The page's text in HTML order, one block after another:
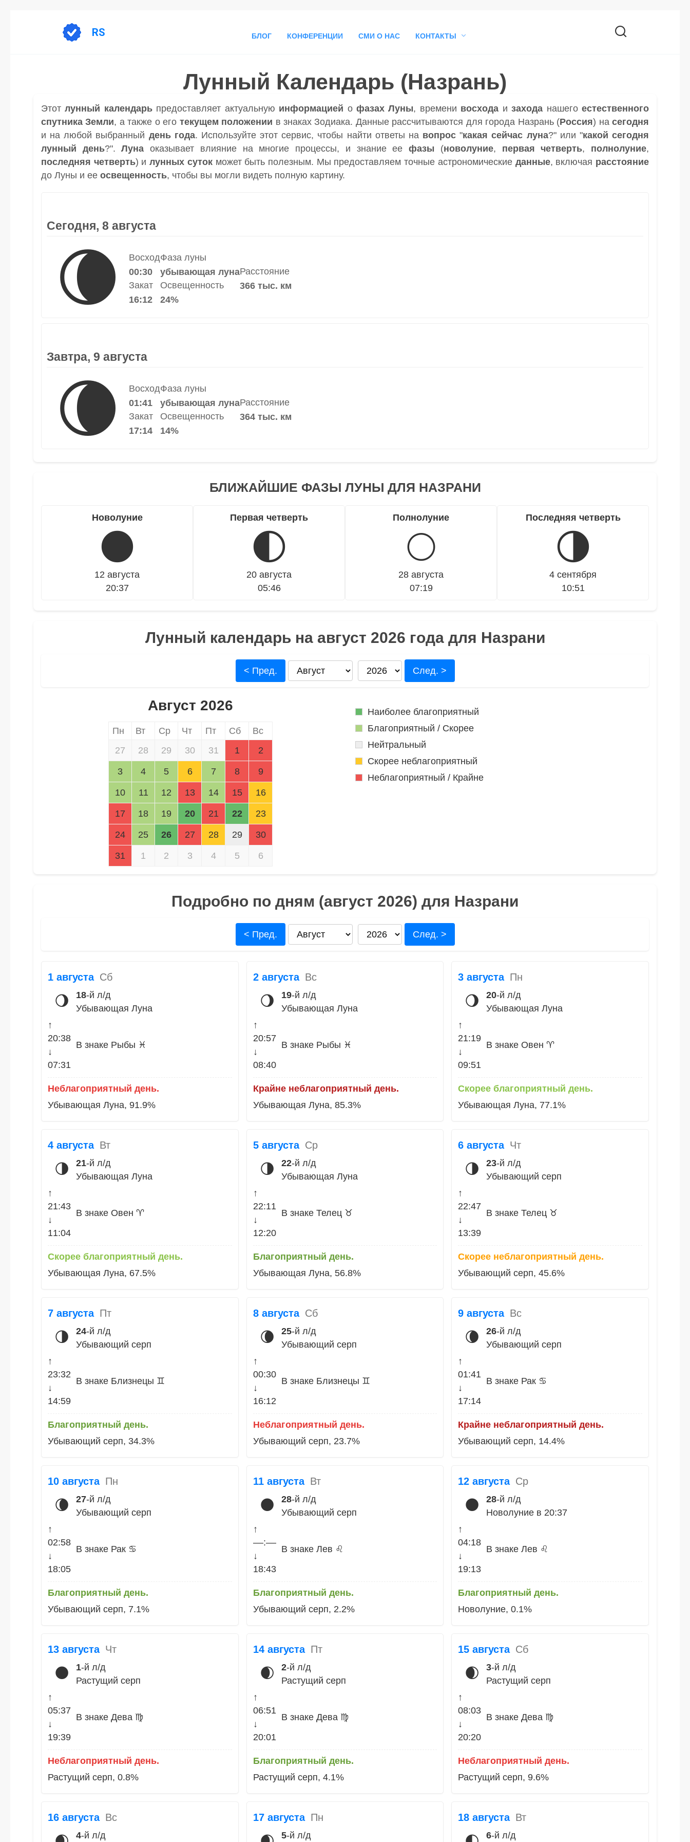
RS БЛОГ КОНФЕРЕНЦИИ СМИ О НАС КОНТАКТЫ
Лунный Календарь (Назрань)
Этотлунный календарьпредоставляет актуальную информацией офазах Луны, времени восхода изахода нашегоестественного
спутника Земли, а также о его текущем положении в знаках Зодиака. Данные рассчитываются для города Назрань (Россия) насегодня
и на любой выбранный день года. Используйте этот сервис, чтобы найти ответы на вопрос "какая сейчас луна?" или "какой сегодня
лунный день?".Луна оказывает влияние на многие процессы, и знание еефазы (новолуние, первая четверть, полнолуние,
последняя четверть) илунных сутокможет быть полезным. Мы предоставляем точные астрономические данные, включая расстояние
до Луны и ее освещенность, чтобы вы могли видеть полную картину.
Сегодня, 8 августа
🌘
Восход
00:30
Закат
16:12
Фаза луны
убывающая луна
Освещенность
24%
Расстояние
366 тыс. км
Завтра, 9 августа
🌘
Восход
01:41
Закат
17:14
Фаза луны
убывающая луна
Освещенность
14%
Расстояние
364 тыс. км
БЛИЖАЙШИЕ ФАЗЫ ЛУНЫ ДЛЯ НАЗРАНИ
Новолуние
🌑
12 августа
20:37
Первая четверть
🌓
20 августа
05:46
Полнолуние
🌕
28 августа
07:19
Последняя четверть
🌗
4 сентября
10:51
Лунный календарь на август 2026 года для Назрани
< Пред. След. >
Август 2026
Пн Вт Ср Чт Пт Сб
Вс
27
28 29 30 31 1 2
3 4 5 6 7 8 9
10 11 12 13 14 15 16
17 18 19 20 21 22 23
24 25 26 27 28 29 30
31 1 2 3 4 5 6
Наиболее благоприятный
Благоприятный / Скорее
Нейтральный
Скорее неблагоприятный
Неблагоприятный / Крайне
Подробно по дням (август 2026) для Назрани
< Пред. След. >
1 августа Сб
🌖 18-й л/д
Убывающая Луна
↑
20:38
↓
07:31
В знаке Рыбы ♓
Неблагоприятный день.
Убывающая Луна, 91.9%
2 августа Вс
🌖 19-й л/д
Убывающая Луна
↑
20:57
↓
08:40
В знаке Рыбы ♓
Крайне неблагоприятный день.
Убывающая Луна, 85.3%
3 августа Пн
🌖 20-й л/д
Убывающая Луна
↑
21:19
↓
09:51
В знаке Овен ♈
Скорее благоприятный день.
Убывающая Луна, 77.1%
4 августа Вт
🌗 21-й л/д
Убывающая Луна
↑
21:43
↓
11:04
В знаке Овен ♈
Скорее благоприятный день.
Убывающая Луна, 67.5%
5 августа Ср
🌗 22-й л/д
Убывающая Луна
↑
22:11
↓
12:20
В знаке Телец ♉
Благоприятный день.
Убывающая Луна, 56.8%
6 августа Чт
🌗 23-й л/д
Убывающий серп
↑
22:47
↓
13:39
В знаке Телец ♉
Скорее неблагоприятный день.
Убывающий серп, 45.6%
7 августа Пт
🌗 24-й л/д
Убывающий серп
↑
23:32
↓
14:59
В знаке Близнецы ♊
Благоприятный день.
Убывающий серп, 34.3%
8 августа Сб
🌘 25-й л/д
Убывающий серп
↑
00:30
↓
16:12
В знаке Близнецы ♊
Неблагоприятный день.
Убывающий серп, 23.7%
9 августа Вс
🌘 26-й л/д
Убывающий серп
↑
01:41
↓
17:14
В знаке Рак ♋
Крайне неблагоприятный день.
Убывающий серп, 14.4%
10 августа Пн
🌘 27-й л/д
Убывающий серп
↑
02:58
↓
18:05
В знаке Рак ♋
Благоприятный день.
Убывающий серп, 7.1%
11 августа Вт
🌑 28-й л/д
Убывающий серп
↑
––:––
↓
18:43
В знаке Лев ♌
Благоприятный день.
Убывающий серп, 2.2%
12 августа Ср
🌑 28-й л/д
Новолуние в 20:37
↑
04:18
↓
19:13
В знаке Лев ♌
Благоприятный день.
Новолуние, 0.1%
13 августа Чт
🌑 1-й л/д
Растущий серп
↑
05:37
↓
19:39
В знаке Дева ♍
Неблагоприятный день.
Растущий серп, 0.8%
14 августа Пт
🌒 2-й л/д
Растущий серп
↑
06:51
↓
20:01
В знаке Дева ♍
Благоприятный день.
Растущий серп, 4.1%
15 августа Сб
🌒 3-й л/д
Растущий серп
↑
08:03
↓
20:20
В знаке Дева ♍
Неблагоприятный день.
Растущий серп, 9.6%
16 августа Вс
4-й л/д
17 августа Пн
5-й л/д
18 августа Вт
6-й л/д